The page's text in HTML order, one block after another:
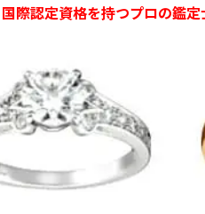
国際認定資格を持つプロの鑑定